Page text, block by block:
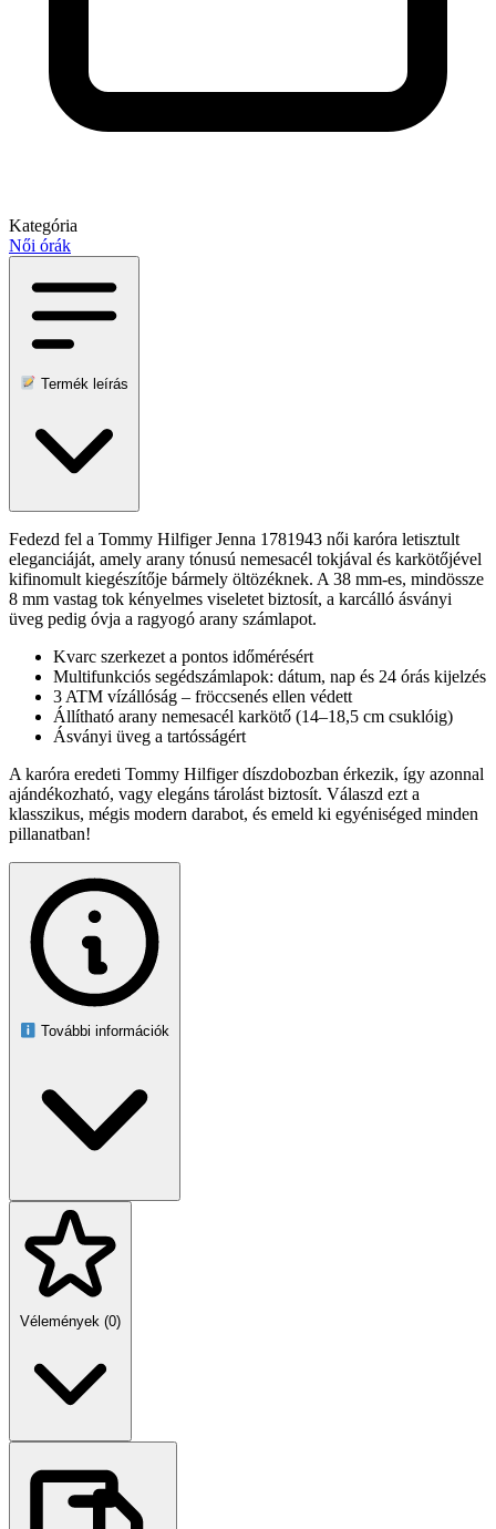
Kategória
Női órák
Termék leírás
Fedezd fel a Tommy Hilfiger Jenna 1781943 női karóra letisztult
eleganciáját, amely arany tónusú nemesacél tokjával és karkötőjével
kifinomult kiegészítője bármely öltözéknek. A 38 mm-es, mindössze
8 mm vastag tok kényelmes viseletet biztosít, a karcálló ásványi
üveg pedig óvja a ragyogó arany számlapot.
Kvarc szerkezet a pontos időmérésért
Multifunkciós segédszámlapok: dátum, nap és 24 órás kijelzés
3 ATM vízállóság – fröccsenés ellen védett
Állítható arany nemesacél karkötő (14–18,5 cm csuklóig)
Ásványi üveg a tartósságért
A karóra eredeti Tommy Hilfiger díszdobozban érkezik, így azonnal
ajándékozható, vagy elegáns tárolást biztosít. Válaszd ezt a
klasszikus, mégis modern darabot, és emeld ki egyéniséged minden
pillanatban!
További információk
Vélemények (0)